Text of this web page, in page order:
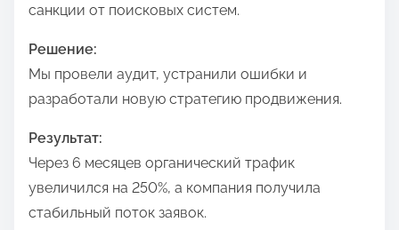
санкции от поисковых систем.
Решение:
Мы провели аудит, устранили ошибки и
разработали новую стратегию продвижения.
Результат:
Через 6 месяцев органический трафик
увеличился на 250%, а компания получила
стабильный поток заявок.